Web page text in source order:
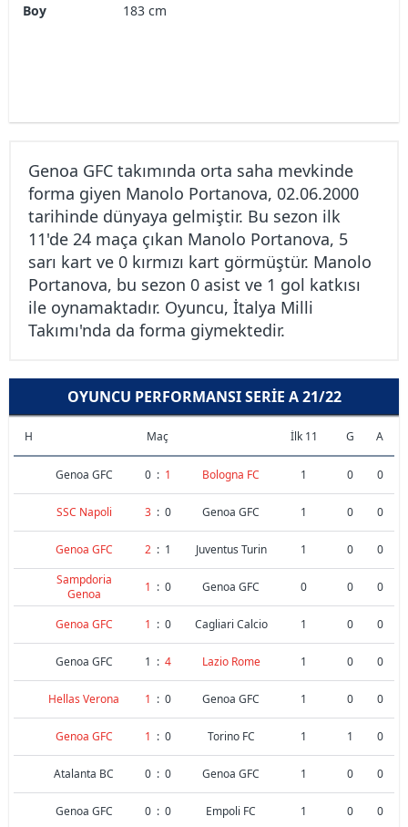
Boy 183 cm
Genoa GFC takımında orta saha mevkinde
forma giyen Manolo Portanova, 02.06.2000
tarihinde dünyaya gelmiştir. Bu sezon ilk
11'de 24 maça çıkan Manolo Portanova, 5
sarı kart ve 0 kırmızı kart görmüştür. Manolo
Portanova, bu sezon 0 asist ve 1 gol katkısı
ile oynamaktadır. Oyuncu, İtalya Milli
Takımı'nda da forma giymektedir.
OYUNCU PERFORMANSI SERIE A 21/22
H Maç İlk 11 G A
Genoa GFC 0 : 1 Bologna FC 1 0 0
SSC Napoli 3 : 0 Genoa GFC 1 0 0
Genoa GFC 2 : 1 Juventus Turin 1 0
0
Sampdoria
Genoa
1 : 0 Genoa GFC 0 0 0
Genoa GFC 1 : 0 Cagliari Calcio 1 0 0
Genoa GFC 1 : 4 Lazio Rome 1 0 0
Hellas Verona 1 : 0 Genoa GFC 1 0 0
Genoa GFC 1 : 0 Torino FC 1 1 0
Atalanta BC 0 : 0 Genoa GFC 1 0 0
Genoa GFC 0 : 0 Empoli FC 1 0 0